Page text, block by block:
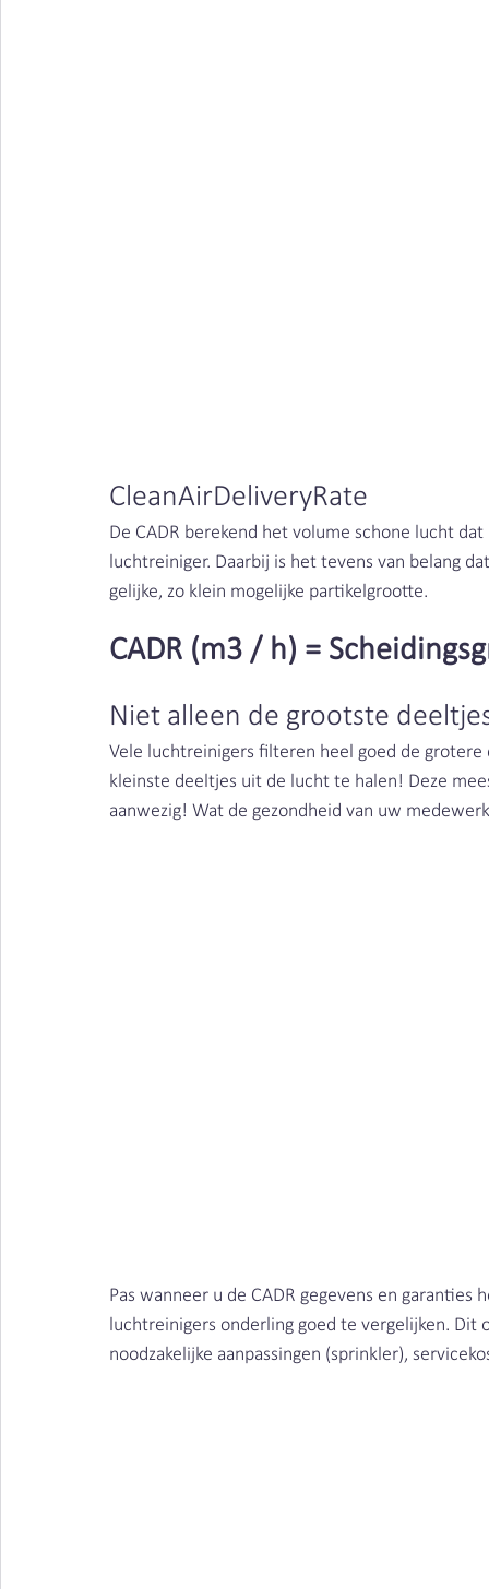
CleanAirDeliveryRate
De CADR berekend het volume schone lucht
luchtreiniger. Daarbij is het tevens van belang
gelijke, zo klein mogelijke partikelgrootte.
CADR (m3 / h) =
Niet alleen de grootste
Vele luchtreinigers filteren heel goed de
kleinste deeltjes uit de lucht te halen! Deze
aanwezig! Wat de gezondheid van uw
Pas wanneer u de CADR gegevens en
luchtreinigers onderling goed te vergelijken.
noodzakelijke aanpassingen (sprinkler),